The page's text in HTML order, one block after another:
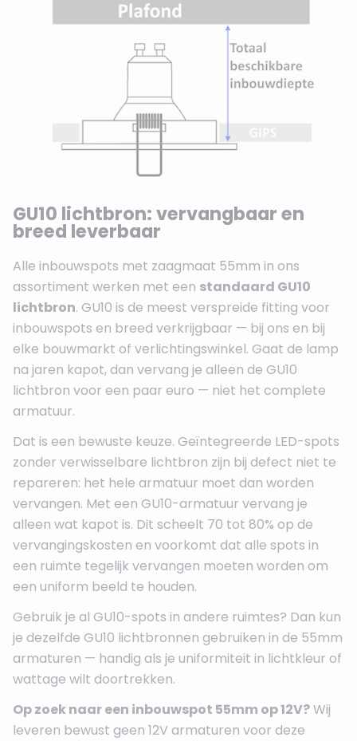
GU10 lichtbron: vervangbaar en
breed leverbaar
Alle inbouwspots met zaagmaat 55mm in ons
assortiment werken met een standaard GU10
lichtbron. GU10 is de meest verspreide fitting voor
inbouwspots en breed verkrijgbaar — bij ons en bij
elke bouwmarkt of verlichtingswinkel. Gaat de lamp
na jaren kapot, dan vervang je alleen de GU10
lichtbron voor een paar euro — niet het complete
armatuur.
Dat is een bewuste keuze. Geïntegreerde LED-spots
zonder verwisselbare lichtbron zijn bij defect niet te
repareren: het hele armatuur moet dan worden
vervangen. Met een GU10-armatuur vervang je
alleen wat kapot is. Dit scheelt 70 tot 80% op de
vervangingskosten en voorkomt dat alle spots in
een ruimte tegelijk vervangen moeten worden om
een uniform beeld te houden.
Gebruik je al GU10-spots in andere ruimtes? Dan kun
je dezelfde GU10 lichtbronnen gebruiken in de 55mm
armaturen — handig als je uniformiteit in lichtkleur of
wattage wilt doortrekken.
Op zoek naar een inbouwspot 55mm op 12V?Wij
leveren bewust geen 12V armaturen voor deze